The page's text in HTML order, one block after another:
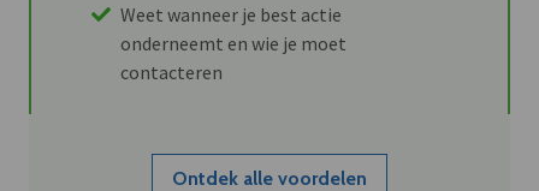
Weet wanneer je best actie
onderneemt en wie je moet
contacteren
Ontdek alle voordelen